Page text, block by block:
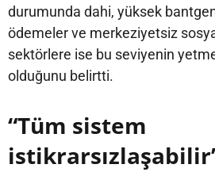
durumunda dahi, yüksek
ödemeler ve merkeziyetsiz
sektörlere ise bu seviyenin
olduğunu belirtti.
“Tüm sistem